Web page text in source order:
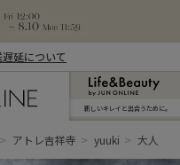
延について
新しいキレイと出合うために。
アトレ吉祥寺 yuuki 大人休